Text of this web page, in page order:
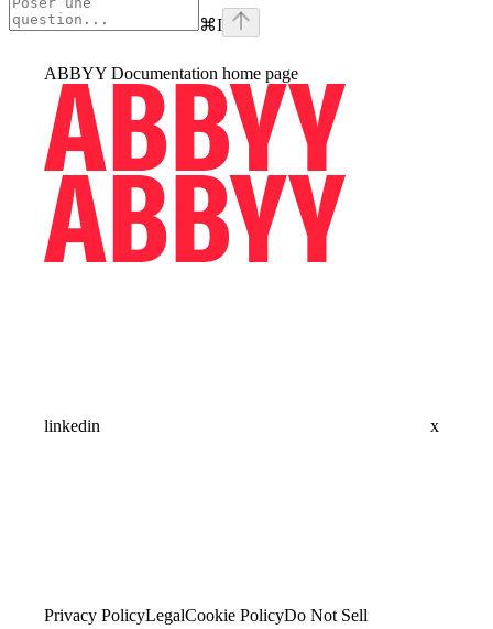
⌘I
ABBYY Documentation home page
linkedin x
Privacy PolicyLegalCookie PolicyDo Not Sell